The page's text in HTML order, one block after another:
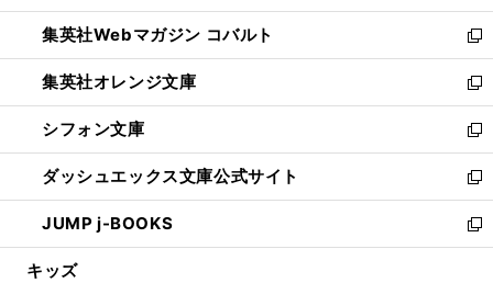
開
く
ウ
で
開
く
ン
ド
ウ
で
開
く
ウ
ィ
ン
ド
ウ
で
開
く
集英社Webマガジン コバルト
新
し
い
ウ
ィ
ン
ド
ウ
で
開
集英社オレンジ文庫
新
し
い
ウ
ィ
ン
ド
ウ
シフォン文庫
新
し
い
ウ
ィ
ン
ダッシュエックス文庫公式サイト
新
し
い
ウ
JUMP j-BOOKS
新
し
キッズ